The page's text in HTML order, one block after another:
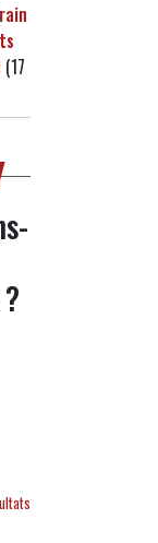
(17